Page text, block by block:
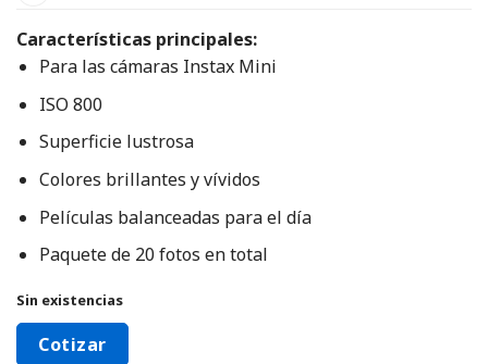
Características principales:
Para las cámaras Instax Mini
ISO 800
Superficie lustrosa
Colores brillantes y vívidos
Películas balanceadas para el día
Paquete de 20 fotos en total
Sin existencias
Cotizar